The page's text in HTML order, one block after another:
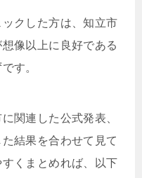
クした方は、知立市
像以上に良好である
す。
関連した公式発表、
結果を合わせて見て
くまとめれば、以下